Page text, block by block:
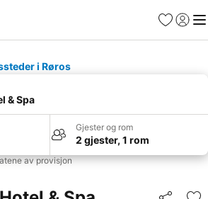
Favoritter
Logg
i Røros
& Spa
Gjester og rom
2 gjester, 1 rom
av provisjon